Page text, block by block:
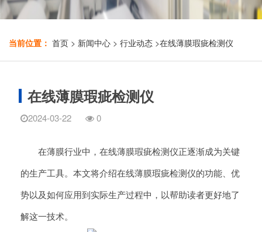
当前位置： 首页 > 新闻中心 > 行业动态 >在线薄膜瑕疵检测仪
在线薄膜瑕疵检测仪
2024-03-22 0
在薄膜行业中，在线薄膜瑕疵检测仪正逐渐成为关键
的生产工具。本文将介绍在线薄膜瑕疵检测仪的功能、优
势以及如何应用到实际生产过程中，以帮助读者更好地了
解这一技术。